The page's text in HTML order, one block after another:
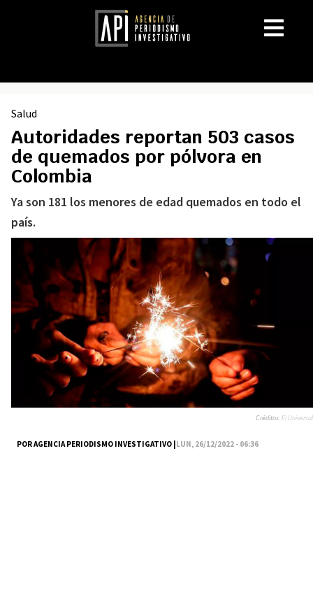
Salud
Autoridades reportan 503 casos
de quemados por pólvora en
Colombia
Ya son 181 los menores de edad quemados en todo el
país.
POR AGENCIA PERIODISMO INVESTIGATIVO |LUN, 26/12/2022 - 06:36
Créditos:El Universal